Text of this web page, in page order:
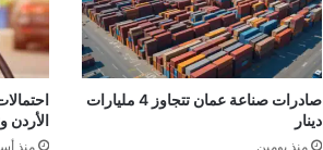
صادرات صناعة عمان تتجاوز 4 مليارات
دينار
منذ يومين
الأردن
منذ